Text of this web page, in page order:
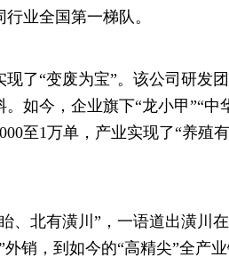
业全国第一梯队。
“变废为宝”。该公司研发
如今，企业旗下“龙小甲”“中
至1万单，产业实现了“养殖
北有潢川”，一语道出潢川
销，到如今的“高精尖”全产